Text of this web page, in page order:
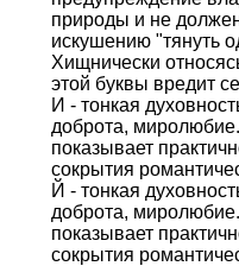
природы и не
искушению "тянуть
Хищнически
этой буквы вредит
И - тонкая
доброта,
показывает
сокрытия
Й - тонкая
доброта,
показывает
сокрытия